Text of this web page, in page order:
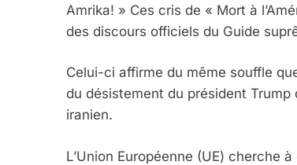
Amrika! » Ces cris de « Mort à
des discours officiels du Guide
Celui-ci affirme du même souffle
du désistement du président
iranien.
L’Union Européenne (UE) cherche